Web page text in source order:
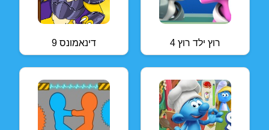
דינאמונס 9 רוץ ילד רוץ 4